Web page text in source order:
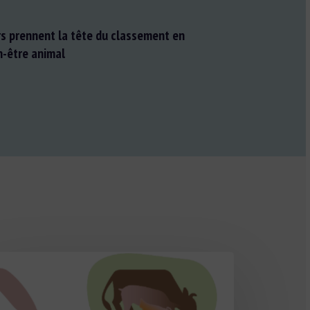
prennent la tête du classement en
être animal